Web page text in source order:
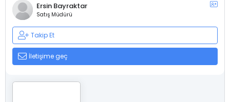
Ersin Bayraktar
Satış Müdürü
Takip Et
İletişime geç